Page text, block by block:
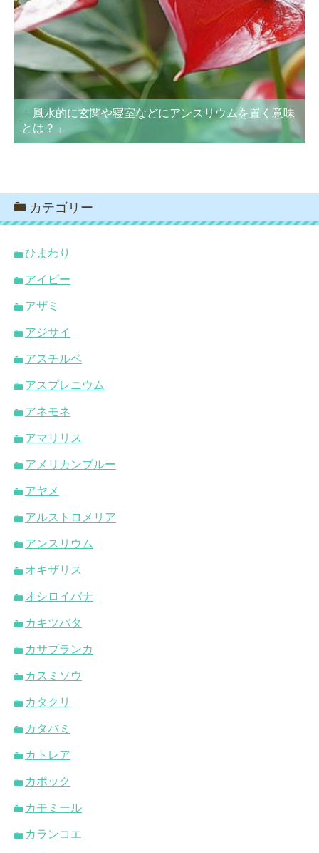
「風水的に玄関や寝室などにアンスリウムを置く意味
とは？」
カテゴリー
ひまわり
アイビー
アザミ
アジサイ
アスチルベ
アスプレニウム
アネモネ
アマリリス
アメリカンブルー
アヤメ
アルストロメリア
アンスリウム
オキザリス
オシロイバナ
カキツバタ
カサブランカ
カスミソウ
カタクリ
カタバミ
カトレア
カポック
カモミール
カランコエ